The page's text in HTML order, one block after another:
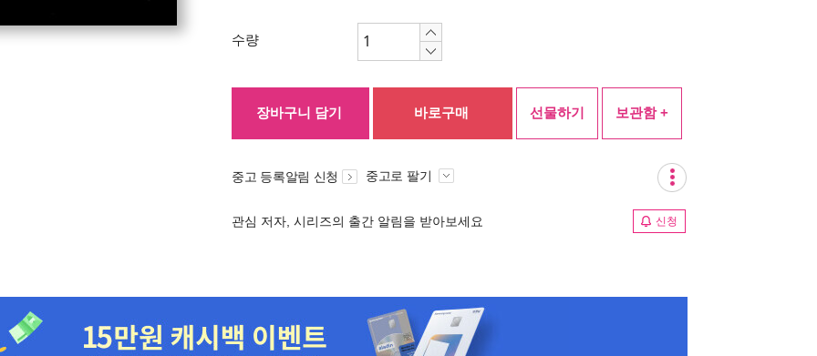
수량
장바구니 담기 바로구매 선물하기 보관함 +
중고 등록알림 신청 중고로 팔기
관심 저자, 시리즈의 출간 알림을 받아보세요 신청